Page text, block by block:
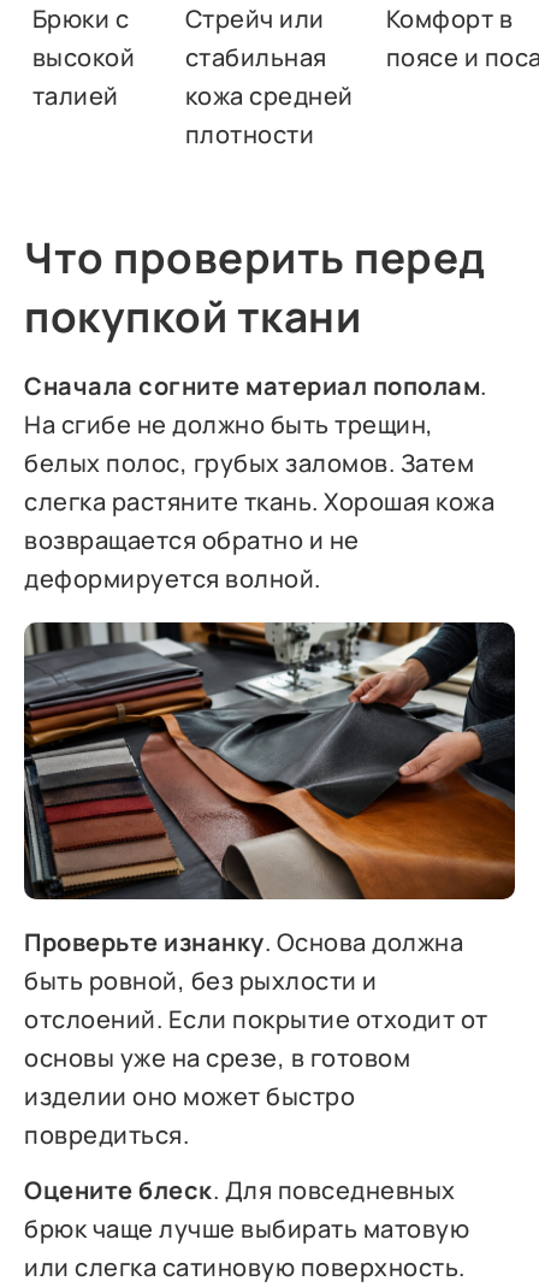
Брюки с
высокой
талией
Стрейч или
стабильная
кожа средней
плотности
Комфорт в
поясе и
Что проверить перед
покупкой ткани
Сначала согните материал пополам.
На сгибе не должно быть трещин,
белых полос, грубых заломов. Затем
слегка растяните ткань. Хорошая кожа
возвращается обратно и не
деформируется волной.
Проверьте изнанку. Основа должна
быть ровной, без рыхлости и
отслоений. Если покрытие отходит от
основы уже на срезе, в готовом
изделии оно может быстро
повредиться.
Оцените блеск. Для повседневных
брюк чаще лучше выбирать матовую
или слегка сатиновую поверхность.